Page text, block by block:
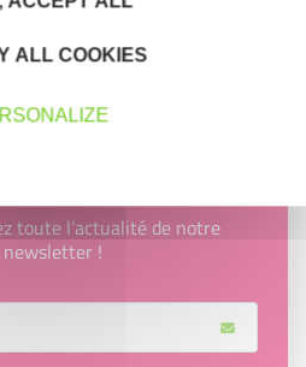
toute l’actualité de notre
!
ALL COOKIES